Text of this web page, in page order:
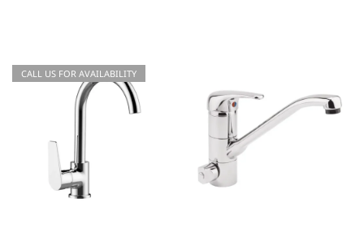
CALL US FOR AVAILABILITY